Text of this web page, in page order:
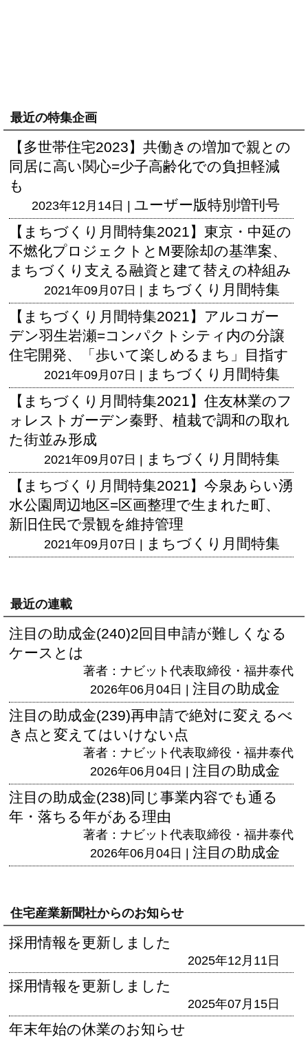
最近の特集企画
【多世帯住宅2023】共働きの増加で親との
同居に高い関心=少子高齢化での負担軽減
も
2023年12月14日 | ユーザー版特別増刊号
【まちづくり月間特集2021】東京・中延の
不燃化プロジェクトとM要除却の基準案、
まちづくり支える融資と建て替えの枠組み
2021年09月07日 | まちづくり月間特集
【まちづくり月間特集2021】アルコガー
デン羽生岩瀬=コンパクトシティ内の分譲
住宅開発、「歩いて楽しめるまち」目指す
2021年09月07日 | まちづくり月間特集
【まちづくり月間特集2021】住友林業のフ
ォレストガーデン秦野、植栽で調和の取れ
た街並み形成
2021年09月07日 | まちづくり月間特集
【まちづくり月間特集2021】今泉あらい湧
水公園周辺地区=区画整理で生まれた町、
新旧住民で景観を維持管理
2021年09月07日 | まちづくり月間特集
最近の連載
注目の助成金(240)2回目申請が難しくなる
ケースとは
著者：ナビット代表取締役・福井泰代
2026年06月04日 | 注目の助成金
注目の助成金(239)再申請で絶対に変えるべ
き点と変えてはいけない点
著者：ナビット代表取締役・福井泰代
2026年06月04日 | 注目の助成金
注目の助成金(238)同じ事業内容でも通る
年・落ちる年がある理由
著者：ナビット代表取締役・福井泰代
2026年06月04日 | 注目の助成金
住宅産業新聞社からのお知らせ
採用情報を更新しました
2025年12月11日
採用情報を更新しました
2025年07月15日
年末年始の休業のお知らせ